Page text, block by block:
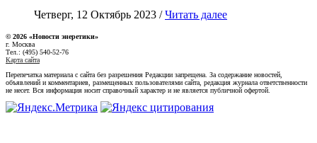
Четверг, 12 Октябрь 2023 /Читать далее
© 2026 «Новости энеретики»
г. Москва
Тел.: (495) 540-52-76
Карта сайта
Перепечатка материала с сайта без разрешения Редакции запрещена. За содержание новостей,
объявлений и комментариев, размещенных пользователями сайта, редакция журнала ответственности
не несет. Вся информация носит справочный характер и не является публичной офертой.